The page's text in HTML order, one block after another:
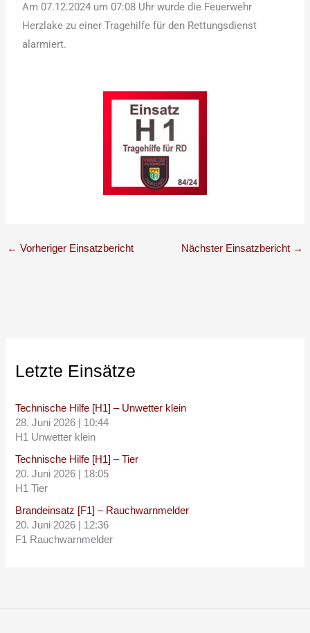
Letzte Einsätze
Technische Hilfe [H1] – Unwetter klein
28. Juni 2026
10:44
H1 Unwetter klein
Technische Hilfe [H1] – Tier
20. Juni 2026
18:05
H1 Tier
Brandeinsatz [F1] – Rauchwarnmelder
20. Juni 2026
12:36
F1 Rauchwarnmelder
Am 07.12.2024 um 07:08 Uhr wurde die Feuerwehr
Herzlake zu einer Tragehilfe für den Rettungsdienst
alarmiert.
← Vorheriger Einsatzbericht Nächster Einsatzbericht →